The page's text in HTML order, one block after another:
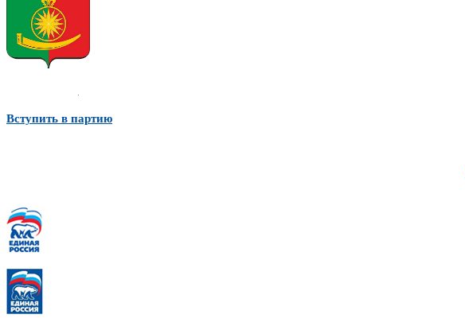
Вступить в партию